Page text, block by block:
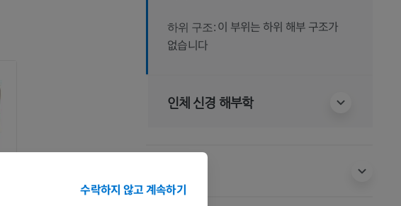
하위 구조: 이 부위는 하위 해부 구조가
없습니다
인체 신경 해부학
수락하지 않고 계속하기